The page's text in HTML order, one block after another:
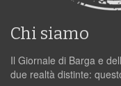
Chi siamo
Il Giornale di Barga e
due realtà distinte: